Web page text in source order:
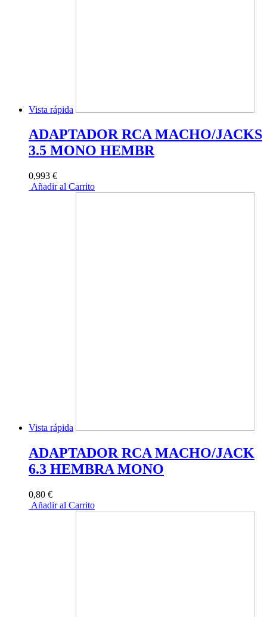
Vista rápida
ADAPTADOR RCA MACHO/JACKS
3.5 MONO HEMBR
0,993 €
Añadir al Carrito
Vista rápida
ADAPTADOR RCA MACHO/JACK
6.3 HEMBRA MONO
0,80 €
Añadir al Carrito